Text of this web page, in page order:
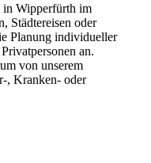
in Wipperfürth im
Städtereisen oder
Planung individueller
an.
von unserem
, Kranken- oder